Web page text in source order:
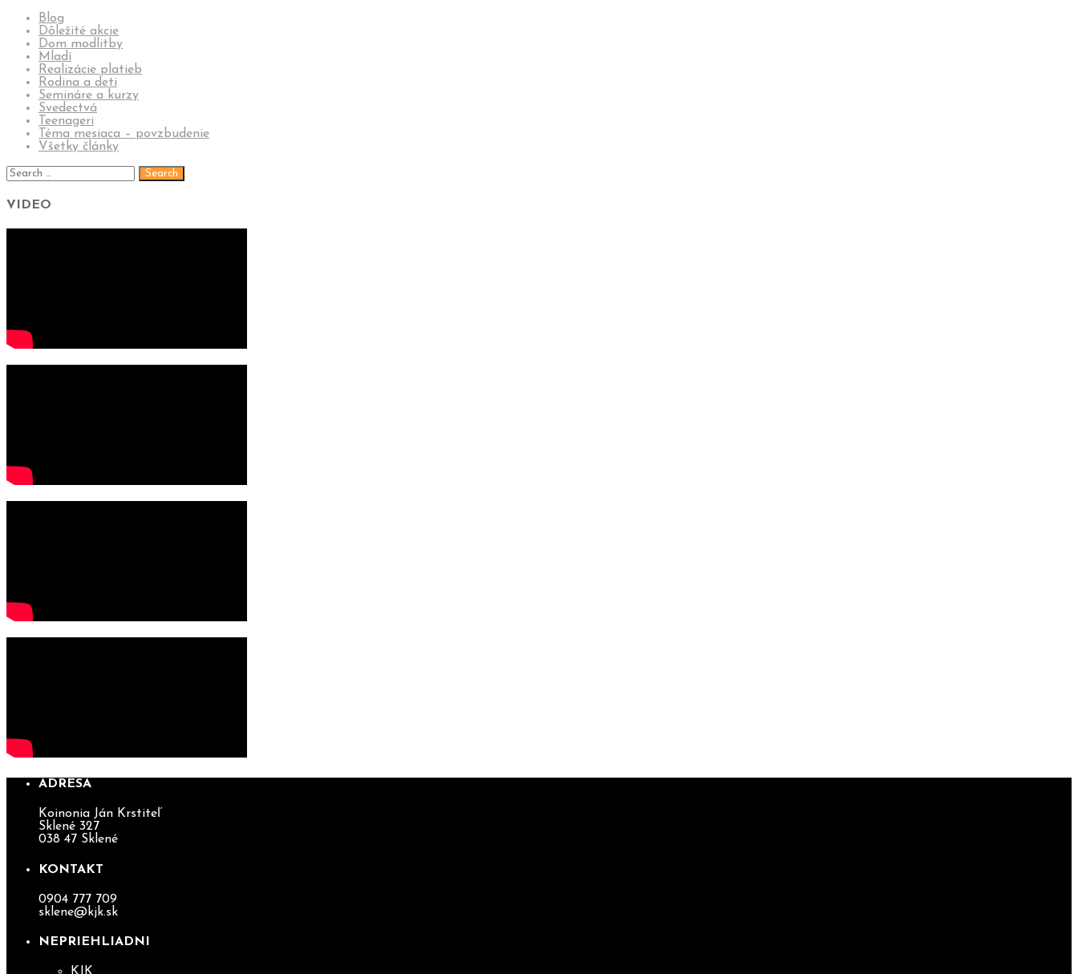
Blog
Dôležité akcie
Dom modlitby
Mladí
Realizácie platieb
Rodina a deti
Semináre a kurzy
Svedectvá
Teenageri
Téma mesiaca – povzbudenie
Všetky články
VIDEO
ADRESA
Koinonia Ján Krstiteľ
Sklené 327
038 47 Sklené
KONTAKT
0904 777 709
sklene@kjk.sk
NEPRIEHLIADNI